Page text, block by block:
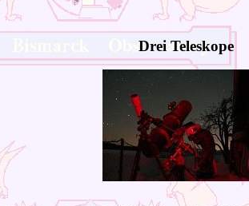
Drei Teleskope